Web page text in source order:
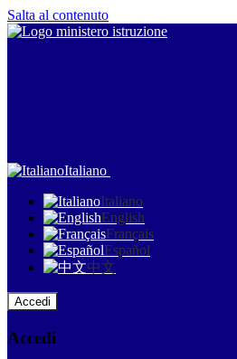
Salta al contenuto
Italiano
Italiano
English
Français
Español
中文
Accedi
Accedi